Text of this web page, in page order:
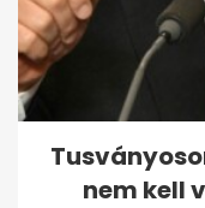
Itt a
hét...
nem kell